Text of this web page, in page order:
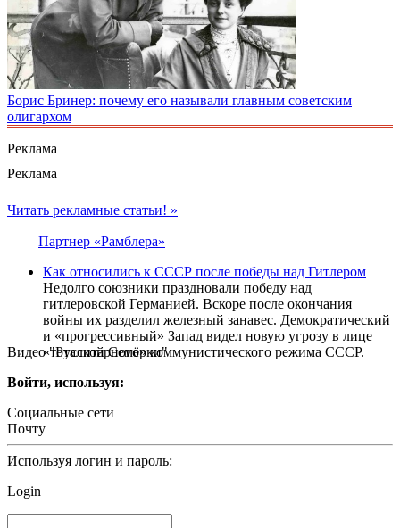
Борис Бринер: почему его называли главным советским
олигархом
Реклама
Реклама
Видео "Русской Семёрки"
Читать рекламные статьи! »
Партнер «Рамблера»
Как относились к СССР после победы над Гитлером
Недолго союзники праздновали победу над
гитлеровской Германией. Вскоре после окончания
войны их разделил железный занавес. Демократический
и «прогрессивный» Запад видел новую угрозу в лице
«тоталитарного» коммунистического режима СССР.
Войти, используя:
Социальные сети
Почту
Используя логин и пароль:
Login